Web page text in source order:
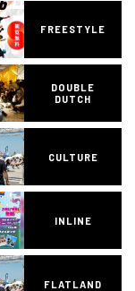
FREESTYLE
DOUBLE
DUTCH
CULTURE
INLINE
FLATLAND